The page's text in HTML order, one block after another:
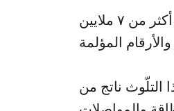
يتعرض أكثر من ٩٠٪ من سكان العالم للهواءالخارجي السامّ. ويقدّر أن تلوث الهواء يتسبب في أكثر من ٧ ملايين
التلّوث ناتج من